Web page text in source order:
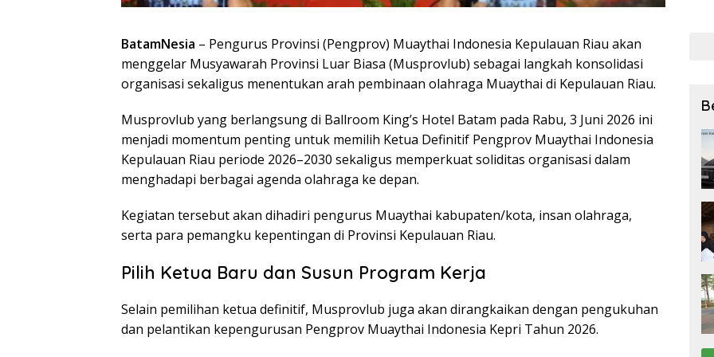
BatamNesia – Pengurus Provinsi (Pengprov) Muaythai Indonesia Kepulauan Riau akan
menggelar Musyawarah Provinsi Luar Biasa (Musprovlub) sebagai langkah konsolidasi
organisasi sekaligus menentukan arah pembinaan olahraga Muaythai di Kepulauan Riau.
Musprovlub yang berlangsung di Ballroom King’s Hotel Batam pada Rabu, 3 Juni 2026 ini
menjadi momentum penting untuk memilih Ketua Definitif Pengprov Muaythai Indonesia
Kepulauan Riau periode 2026–2030 sekaligus memperkuat soliditas organisasi dalam
menghadapi berbagai agenda olahraga ke depan.
Kegiatan tersebut akan dihadiri pengurus Muaythai kabupaten/kota, insan olahraga,
serta para pemangku kepentingan di Provinsi Kepulauan Riau.
Pilih Ketua Baru dan Susun Program Kerja
Selain pemilihan ketua definitif, Musprovlub juga akan dirangkaikan dengan pengukuhan
dan pelantikan kepengurusan Pengprov Muaythai Indonesia Kepri Tahun 2026.